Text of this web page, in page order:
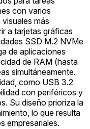
con varios
más
a tarjetas gráficas
SSD M.2 NVMe
de aplicaciones
de RAM (hasta
simultáneamente.
como USB 3.2
con periféricos y
Su diseño prioriza la
lo que resulta
empresariales.